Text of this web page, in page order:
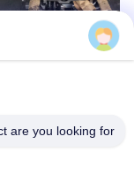
are you looking for?